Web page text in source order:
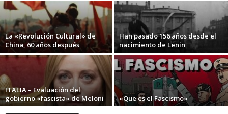
La «Revolución Cultural» de
China, 60 años después
Han pasado 156 años desde el
nacimiento de Lenin
ITALIA – Evaluación del
gobierno «fascista» de Meloni
«Que es el Fascismo»